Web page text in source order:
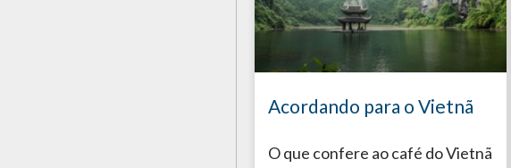
Acordando para o Vietnã
O que confere ao café do Vietnã